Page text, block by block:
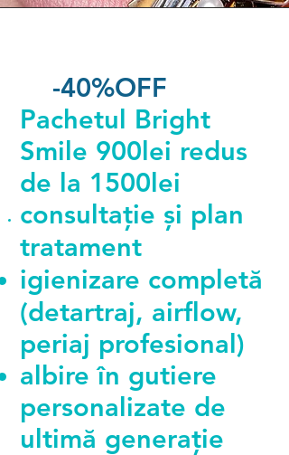
-40%OFF
Pachetul Bright
Smile 900lei redus
de la 1500lei
consultație și plan
tratament
igienizare completă
(detartraj, airflow,
periaj profesional)
albire în gutiere
personalizate de
ultimă generație